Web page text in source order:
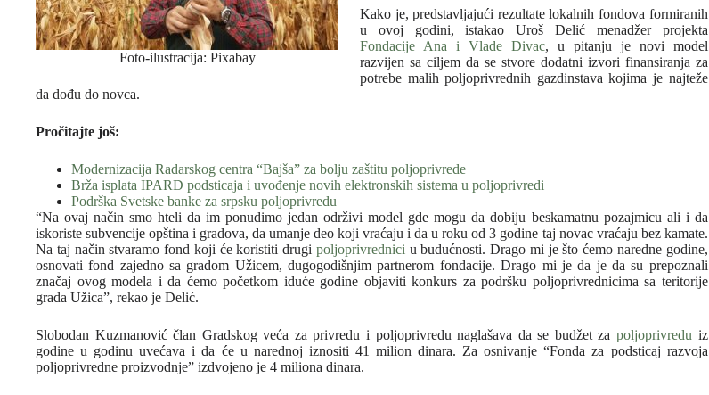
Foto-ilustracija: Pixabay
Kako je, predstavljajući rezultate lokalnih fondova formiranih
u ovoj godini, istakao Uroš Delić menadžer projekta
Fondacije Ana i Vlade Divac, u pitanju je novi model
razvijen sa ciljem da se stvore dodatni izvori finansiranja za
potrebe malih poljoprivrednih gazdinstava kojima je najteže
da dođu do novca.
Pročitajte još:
Modernizacija Radarskog centra “Bajša” za bolju zaštitu poljoprivrede
Brža isplata IPARD podsticaja i uvođenje novih elektronskih sistema u poljoprivredi
Podrška Svetske banke za srpsku poljoprivredu
“Na ovaj način smo hteli da im ponudimo jedan održivi model gde mogu da dobiju beskamatnu pozajmicu ali i da
iskoriste subvencije opština i gradova, da umanje deo koji vraćaju i da u roku od 3 godine taj novac vraćaju bez kamate.
Na taj način stvaramo fond koji će koristiti drugi poljoprivrednici u budućnosti. Drago mi je što ćemo naredne godine,
osnovati fond zajedno sa gradom Užicem, dugogodišnjim partnerom fondacije. Drago mi je da je da su prepoznali
značaj ovog modela i da ćemo početkom iduće godine objaviti konkurs za podršku poljoprivrednicima sa teritorije
grada Užica”, rekao je Delić.
Slobodan Kuzmanović član Gradskog veća za privredu i poljoprivredu naglašava da se budžet zapoljoprivredu iz
godine u godinu uvećava i da će u narednoj iznositi 41 milion dinara. Za osnivanje “Fonda za podsticaj razvoja
poljoprivredne proizvodnje” izdvojeno je 4 miliona dinara.